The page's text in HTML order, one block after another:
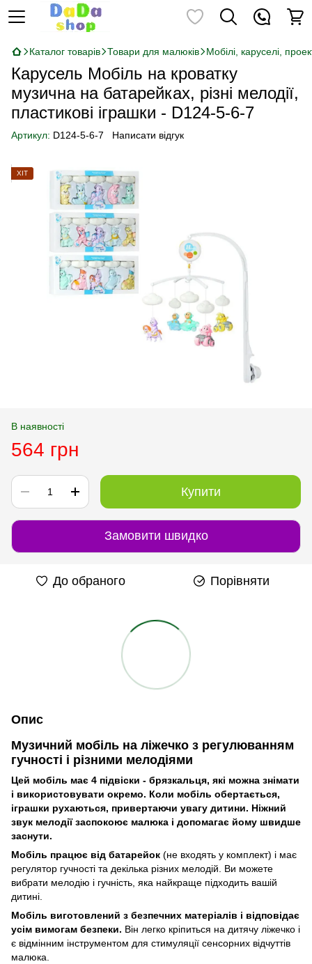
Каталог товарів Товари для малюків Мобілі, каруселі,
Карусель Мобіль на кроватку
музична на батарейках, різні мелодії,
пластикові іграшки - D124-5-6-7
Артикул: D124-5-6-7 Написати відгук
ХІТ
В наявності
564 грн
Купити
Замовити швидко
До обраного Порівняти
Опис
Музичний мобіль на ліжечко з регулюванням
гучності і різними мелодіями
Цей мобіль має 4 підвіски - брязкальця, які можна знімати
і використовувати окремо. Коли мобіль обертається,
іграшки рухаються, привертаючи увагу дитини. Ніжний
звук мелодії заспокоює малюка і допомагає йому швидше
заснути.
Мобіль працює від батарейок (не входять у комплект) і має
регулятор гучності та декілька різних мелодій. Ви можете
вибрати мелодію і гучність, яка найкраще підходить вашій
дитині.
Мобіль виготовлений з безпечних матеріалів і відповідає
усім вимогам безпеки. Він легко кріпиться на дитячу ліжечко і
є відмінним інструментом для стимуляції сенсорних відчуттів
малюка.